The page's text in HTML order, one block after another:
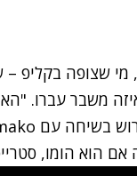
שצופה בקליפ –
משבר עברו.
הוא הומו,